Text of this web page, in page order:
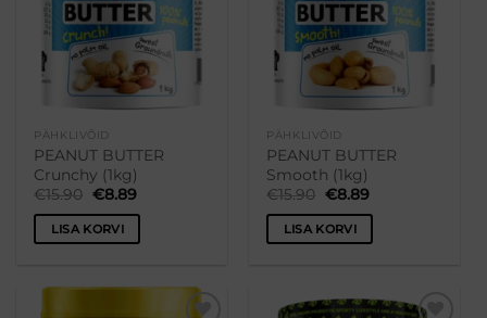
PÄHKLIVÕID
PEANUT BUTTER
Crunchy (1kg)
€15.90 Algne
oli:
€15.90.
€8.89Praegune
on:
LISA KORVI
PÄHKLIVÕID
PEANUT BUTTER
Smooth (1kg)
€15.90 Algne
oli:
€15.90.
€8.89Praegune
on:
LISA KORVI